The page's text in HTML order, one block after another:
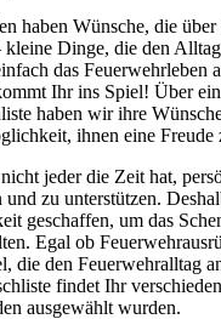
haben Wünsche, die über
kleine Dinge, die den
das Feuerwehrleben
Ihr ins Spiel! Über
haben wir ihre
ihnen eine Freude
jeder die Zeit hat,
zu unterstützen.
geschaffen, um das
Egal ob
die den Feuerwehralltag
findet Ihr
ausgewählt wurden.